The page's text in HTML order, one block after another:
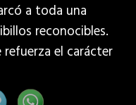
a toda una
reconocibles.
el carácter